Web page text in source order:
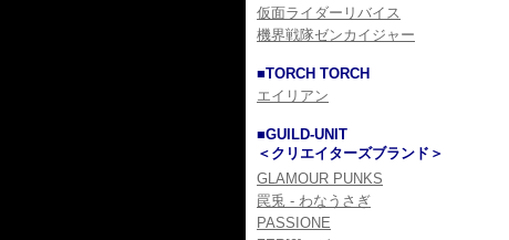
仮面ライダーリバイス
機界戦隊ゼンカイジャー
■TORCH TORCH
エイリアン
■GUILD-UNIT
＜クリエイターズブランド＞
GLAMOUR PUNKS
罠兎 - わなうさぎ
PASSIONE